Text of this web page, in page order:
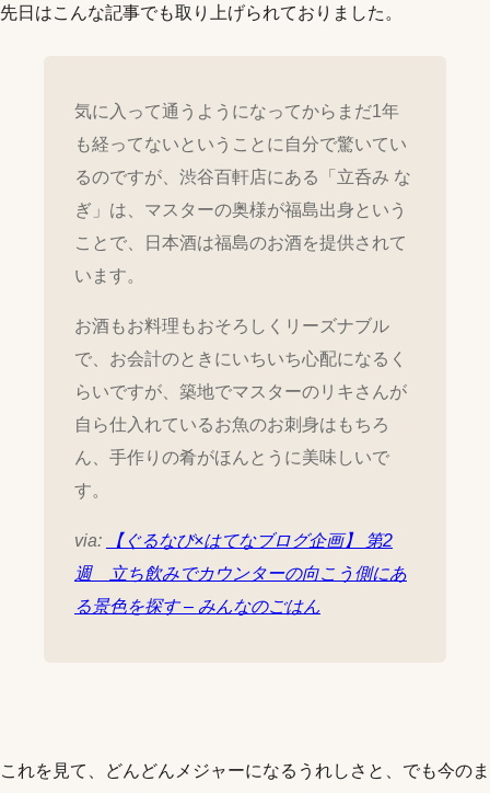
先日はこんな記事でも取り上げられておりました。
気に入って通うようになってからまだ1年
も経ってないということに自分で驚いてい
るのですが、渋谷百軒店にある「立呑み な
ぎ」は、マスターの奥様が福島出身という
ことで、日本酒は福島のお酒を提供されて
います。
お酒もお料理もおそろしくリーズナブル
で、お会計のときにいちいち心配になるく
らいですが、築地でマスターのリキさんが
自ら仕入れているお魚のお刺身はもちろ
ん、手作りの肴がほんとうに美味しいで
す。
via:
【ぐるなび×はてなブログ企画】 第2
週 立ち飲みでカウンターの向こう側にあ
る景色を探す – みんなのごはん
これを見て、どんどんメジャーになるうれしさと、でも今のま